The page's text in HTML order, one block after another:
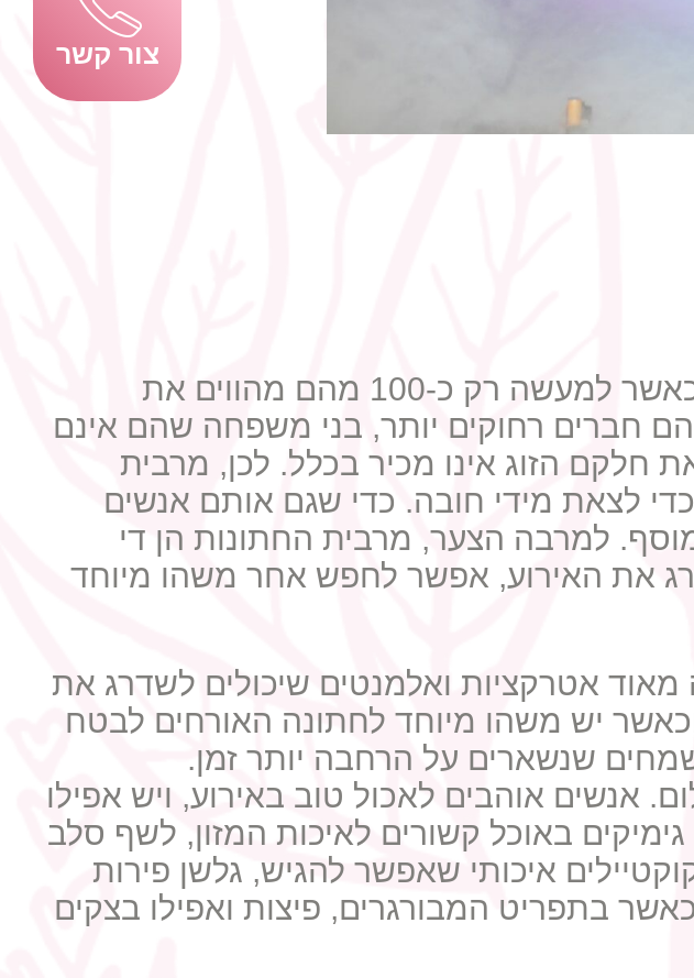
צור קשר
אל החתונה הממוצעת מגיעים בין 300 ל-400 אורחים, כאשר למעשה רק כ-100 מהם מהווים את
חברים רחוקים יותר, בני משפחה שהם אינם
חלקם הזוג אינו מכיר בכלל. לכן, מרבית
לצאת מידי חובה. כדי שגם אותם אנשים
מוסף. למרבה הצער, מרבית החתונות הן די
את האירוע, אפשר לחפש אחר משהו מיוחד
מאוד אטרקציות ואלמנטים שיכולים לשדרג את
וכאשר יש משהו מיוחד לחתונה האורחים לבטח
שמחים שנשארים על הרחבה יותר זמן.
אנשים אוהבים לאכול טוב באירוע, ויש אפילו
באוכל קשורים לאיכות המזון, לשף סלב
איכותי שאפשר להגיש, גלשן פירות
בתפריט המבורגרים, פיצות ואפילו בצקים